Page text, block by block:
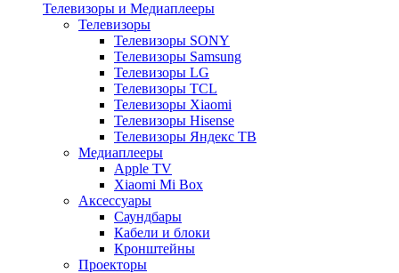
Телевизоры и Медиаплееры
Телевизоры
Телевизоры SONY
Телевизоры Samsung
Телевизоры LG
Телевизоры TCL
Телевизоры Xiaomi
Телевизоры Hisense
Телевизоры Яндекс ТВ
Медиаплееры
Apple TV
Xiaomi Mi Box
Аксессуары
Саундбары
Кабели и блоки
Кронштейны
Проекторы